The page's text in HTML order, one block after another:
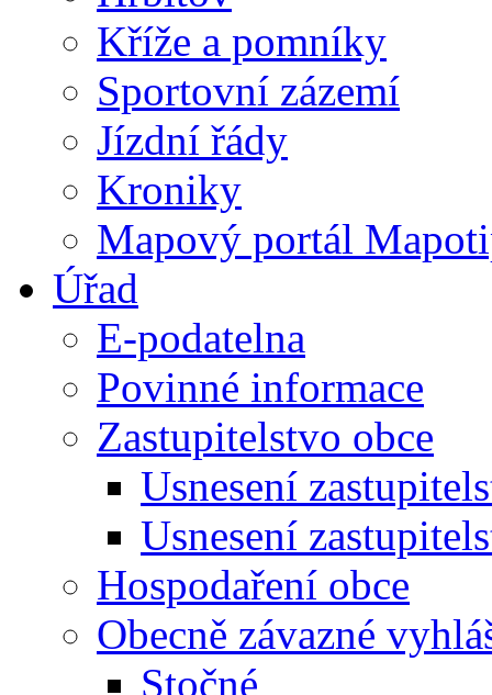
Kříže a pomníky
Sportovní zázemí
Jízdní řády
Kroniky
Mapový portál
Úřad
E-podatelna
Povinné informace
Zastupitelstvo obce
Usnesení
Usnesení
Hospodaření obce
Obecně závazné
Stočné